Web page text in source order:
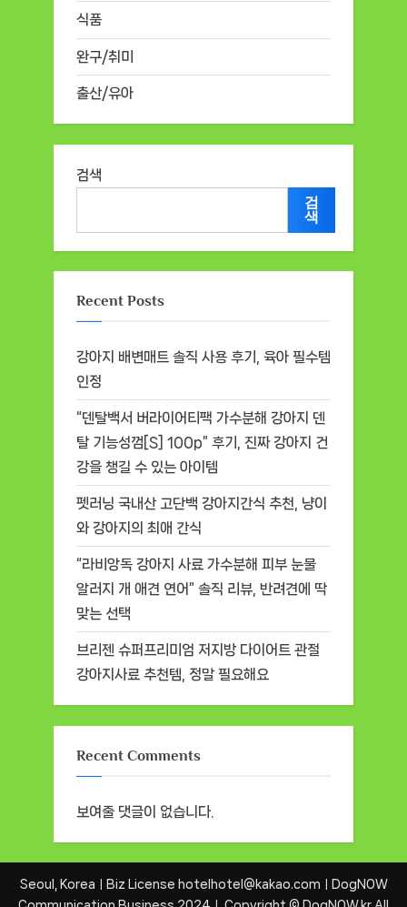
식품
완구/취미
출산/유아
검색
검
색
Recent Posts
강아지 배변매트 솔직 사용 후기, 육아 필수템
인정
“덴탈백서 버라이어티팩 가수분해 강아지 덴
탈 기능성껌[S] 100p” 후기, 진짜 강아지 건
강을 챙길 수 있는 아이템
펫러닝 국내산 고단백 강아지간식 추천, 냥이
와 강아지의 최애 간식
“라비앙독 강아지 사료 가수분해 피부 눈물
알러지 개 애견 연어” 솔직 리뷰, 반려견에 딱
맞는 선택
브리젠 슈퍼프리미엄 저지방 다이어트 관절
강아지사료 추천템, 정말 필요해요
Recent Comments
보여줄 댓글이 없습니다.
Seoul, KoreaㅣBiz License hotelhotel@kakao.comㅣDogNOW